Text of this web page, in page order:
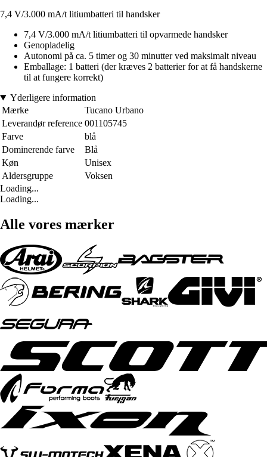
7,4 V/3.000 mA/t litiumbatteri til handsker
7,4 V/3.000 mA/t litiumbatteri til opvarmede handsker
Genopladelig
Autonomi på ca. 5 timer og 30 minutter ved maksimalt niveau
Emballage: 1 batteri (der kræves 2 batterier for at få handskerne
til at fungere korrekt)
Yderligere information
Mærke
Tucano Urbano
Leverandør reference 001105745
Farve
blå
Dominerende farve
Blå
Køn
Unisex
Aldersgruppe
Voksen
Loading...
Loading...
Alle vores mærker